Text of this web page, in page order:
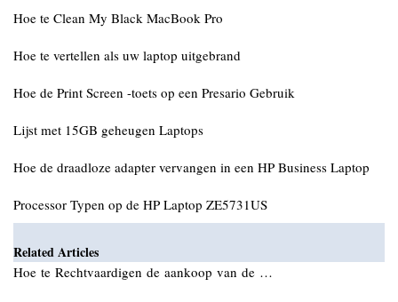
Hoe te Clean My Black MacBook Pro
Hoe te vertellen als uw laptop uitgebrand
Hoe de Print Screen -toets op een Presario Gebruik
Lijst met 15GB geheugen Laptops
Hoe de draadloze adapter vervangen in een HP Business Laptop
Processor Typen op de HP Laptop ZE5731US
Related Articles
Hoe te Rechtvaardigen de aankoop van de …